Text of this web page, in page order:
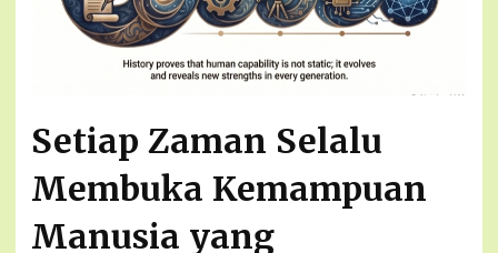
Setiap Zaman Selalu
Membuka Kemampuan
Manusia yang